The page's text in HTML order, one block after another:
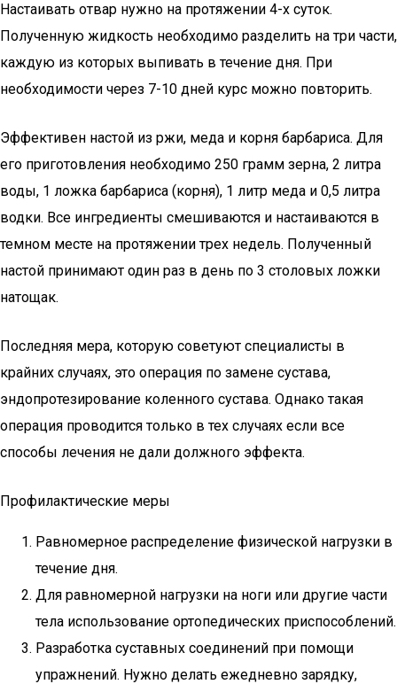
Настаивать отвар нужно на протяжении 4-х суток.
Полученную жидкость необходимо разделить на три части,
каждую из которых выпивать в течение дня. При
необходимости через 7-10 дней курс можно повторить.
Эффективен настой из ржи, меда и корня барбариса. Для
его приготовления необходимо 250 грамм зерна, 2 литра
воды, 1 ложка барбариса (корня), 1 литр меда и 0,5 литра
водки. Все ингредиенты смешиваются и настаиваются в
темном месте на протяжении трех недель. Полученный
настой принимают один раз в день по 3 столовых ложки
натощак.
Последняя мера, которую советуют специалисты в
крайних случаях, это операция по замене сустава,
эндопротезирование коленного сустава. Однако такая
операция проводится только в тех случаях если все
способы лечения не дали должного эффекта.
Профилактические меры
Равномерное распределение физической нагрузки в
течение дня.
Для равномерной нагрузки на ноги или другие части
тела использование ортопедических приспособлений.
Разработка суставных соединений при помощи
упражнений. Нужно делать ежедневно зарядку,